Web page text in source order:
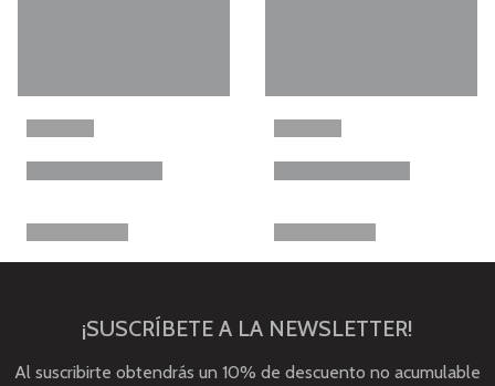
¡SUSCRÍBETE A LA NEWSLETTER!
Al suscribirte obtendrás un 10% de descuento no acumulable